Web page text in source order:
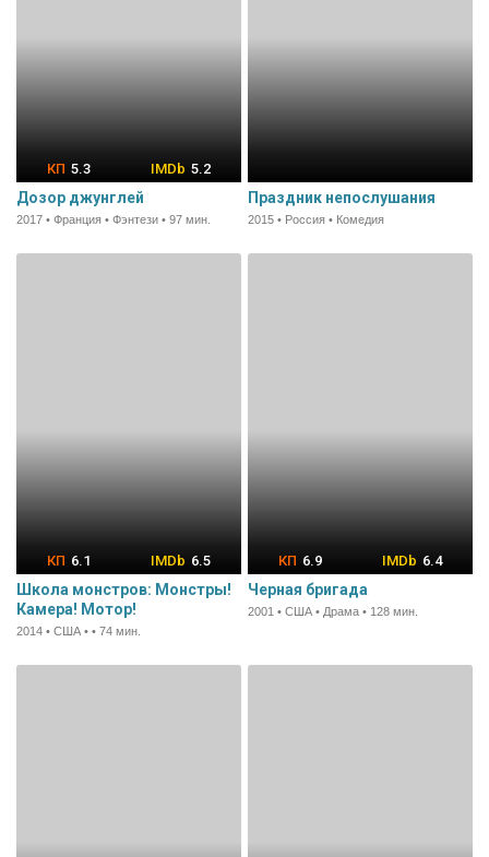
5.3 5.2
Дозор джунглей
2017 • Франция • Фэнтези • 97 мин.
Праздник непослушания
2015 • Россия • Комедия
6.1 6.5
Школа монстров: Монстры!
Камера! Мотор!
2014 • США • • 74 мин.
6.9 6.4
Черная бригада
2001 • США • Драма • 128 мин.